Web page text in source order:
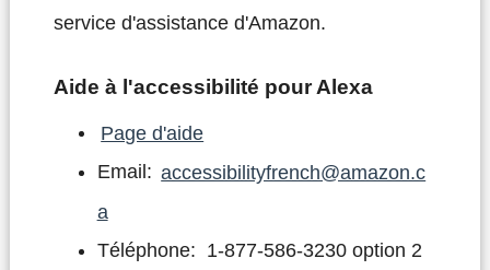
service d'assistance d'Amazon.
Aide à l'accessibilité pour Alexa
Page d'aide
Email: accessibilityfrench@amazon.c
a
Téléphone: 1-877-586-3230 option 2